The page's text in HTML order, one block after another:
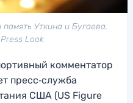
Уткина и Бугаева.
Look
комментатор
пресс‑служба
США (US Figure